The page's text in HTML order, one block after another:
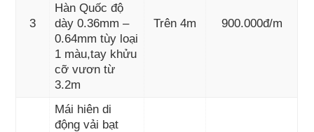
3
Hàn Quốc độ
dày 0.36mm –
0.64mm tùy loại
1 màu,tay khửu
cỡ vươn từ
3.2m
Trên 4m 900.000đ/m
Mái hiên di
động vải bạt